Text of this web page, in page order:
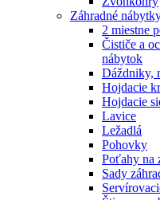
Záhradné
2 miestne
Čističe a
nábytok
Dáždniky,
Hojdacie
Hojdacie
Lavice
Ležadlá
Pohovky
Poťahy na
Sady